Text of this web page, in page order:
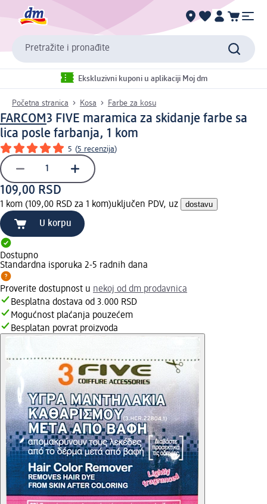
Pretražite i pronađite
Ekskluzivni kuponi u aplikaciji Moj dm
Početna stranica Kosa Farbe za kosu
FARCOM3 FIVE maramica za skidanje farbe sa
lica posle farbanja, 1 kom
5 (5 recenzija)
109,00 RSD
1 kom (109,00 RSD za 1 kom)uključen PDV, uz dostavu
U korpu
Dostupno
Standardna isporuka 2-5 radnih dana
Proverite dostupnost u nekoj od dm prodavnica
Besplatna dostava od 3.000 RSD
Mogućnost plaćanja pouzećem
Besplatan povrat proizvoda